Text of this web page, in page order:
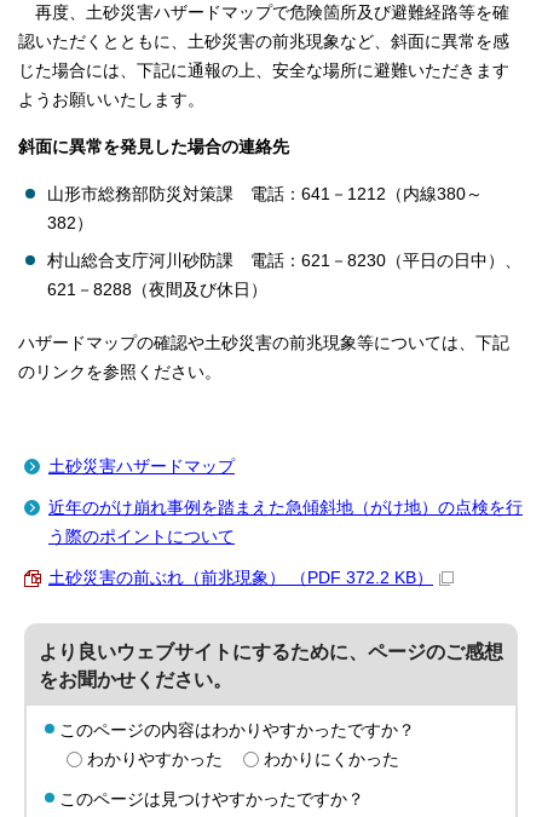
再度、土砂災害ハザードマップで危険箇所及び避難経路等を確
認いただくとともに、土砂災害の前兆現象など、斜面に異常を感
じた場合には、下記に通報の上、安全な場所に避難いただきます
ようお願いいたします。
斜面に異常を発見した場合の連絡先
山形市総務部防災対策課 電話：641－1212（内線380～
382）
村山総合支庁河川砂防課 電話：621－8230（平日の日中）、
621－8288（夜間及び休日）
ハザードマップの確認や土砂災害の前兆現象等については、下記
のリンクを参照ください。
土砂災害ハザードマップ
近年のがけ崩れ事例を踏まえた急傾斜地（がけ地）の点検を行
う際のポイントについて
土砂災害の前ぶれ（前兆現象） （PDF 372.2 KB）
より良いウェブサイトにするために、ページのご感想
をお聞かせください。
このページの内容はわかりやすかったですか？
わかりやすかった
わかりにくかった
このページは見つけやすかったですか？